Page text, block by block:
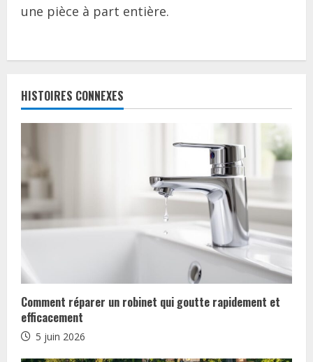
une pièce à part entière.
C
o
n
t
n
u
e
R
e
a
HISTOIRES CONNEXES
Comment réparer un robinet qui goutte rapidement et
efficacement
5 juin 2026